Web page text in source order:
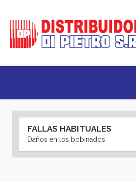
FALLAS HABITUALES
Daños en los bobinados